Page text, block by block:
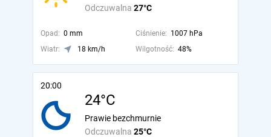
Odczuwalna 27°C
Opad: 0 mm Ciśnienie: 1007 hPa
Wiatr:
18 km/h Wilgotność: 48%
20:00
24°C
Odczuwalna 25°C
Prawie bezchmurnie